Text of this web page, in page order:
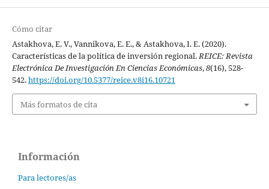
Cómo citar
Astakhova, E. V., Vannikova, E. E., & Astakhova, I. E. (2020).
Características de la política de inversión regional.REICE: Revista
Electrónica De Investigación En Ciencias Económicas,8(16), 528-
542.https://doi.org/10.5377/reice.v8i16.10721
Más formatos de cita
Información
Para lectores/as